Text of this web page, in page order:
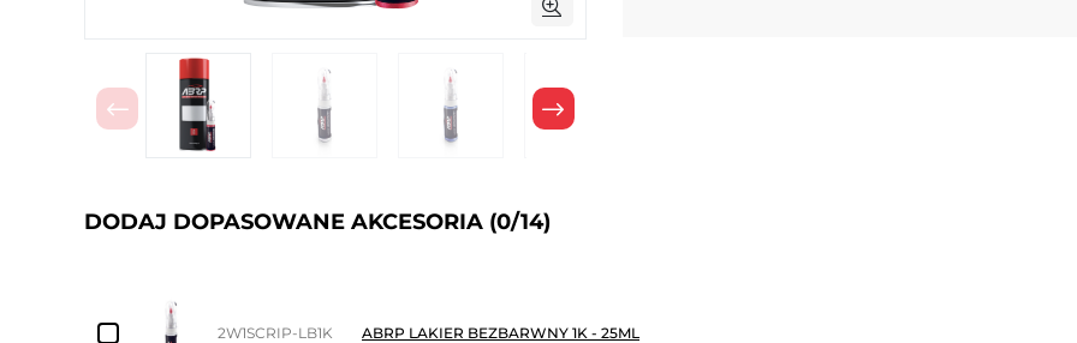
Poprzedni Następny
DODAJ DOPASOWANE AKCESORIA (0/14)
2W1SCRIP-LB1K ABRP LAKIER BEZBARWNY 1K - 25ML